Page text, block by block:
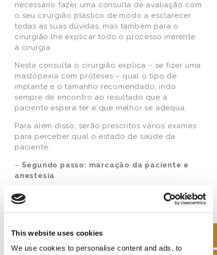
This website uses cookies
We use cookies to personalise content and ads, to
necessário fazer uma consulta de avaliação com
o seu cirurgião plástico de modo a esclarecer
todas as suas dúvidas, mas também para o
cirurgião lhe explicar todo o processo inerente
à cirurgia.
Nesta consulta o cirurgião explica – se fizer uma
mastopexia com próteses – qual o tipo de
implante e o tamanho recomendado, indo
sempre de encontro ao resultado que a
paciente espera ter e que melhor se adequa.
Para além disso, serão prescritos vários exames
para perceber qual o estado de saúde da
paciente.
– Segundo passo: marcação da paciente e
anestesia
É feito um registo fotográfico no dia da cirurgia,
antes da entrada da paciente para o bloco, já
com as marcações feitas pelo cirurgião.
Após este registo, é realizada a anestesia geral
ou local com sedação, administrada pelo